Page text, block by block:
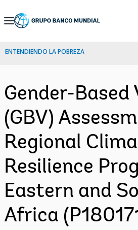
Skip
Navigation
ENTENDIENDO LA POBREZA
Gender-Based
(GBV)
Regional
Resilience
Eastern and
Africa